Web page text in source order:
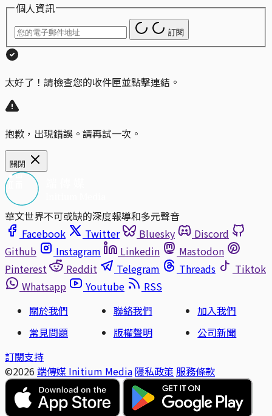
個人資訊
訂閱
太好了！請檢查您的收件匣並點擊連結。
抱歉，出現錯誤。請再試一次。
關閉
華文世界不可或缺的深度報導和多元聲音
Facebook
Twitter Bluesky
Discord
Github
Instagram Linkedin
Mastodon
Pinterest
Reddit Telegram Threads
Tiktok
Whatsapp
Youtube
RSS
關於我們
聯絡我們
加入我們
常見問題
版權聲明
公司新聞
訂閱支持
©2026 端傳媒 Initium Media 隱私政策 服務條款